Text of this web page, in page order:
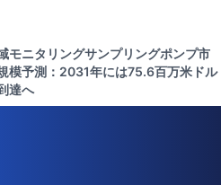
モニタリングサンプリングポンプ市
模予測：2031年には75.6百万米ドル
達へ